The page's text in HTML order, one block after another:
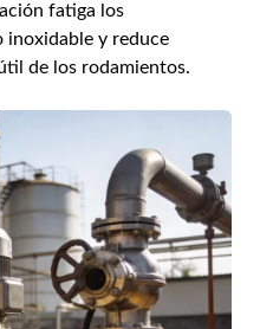
fatiga los
inoxidable y reduce
de los rodamientos.